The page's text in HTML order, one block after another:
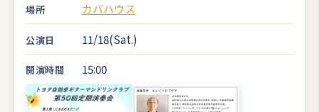
場所 カバハウス
公演日 11/18(Sat.)
開演時間 15:00